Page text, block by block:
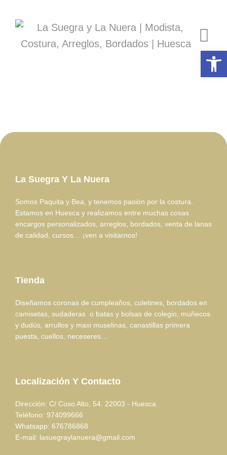
content
La Suegra Y La Nuera
Somos Paquita y Bea, y tenemos pasión por la costura.
Estamos en Huesca y realizamos entre muchas cosas
encargos personalizados, arreglos, bordados, venta de lanas
de calidad, cursos… ¡ven a visitarnos!
Tienda
Diseñamos coronas de cumpleaños, culetines, bordados en
camisetas, sudaderas o batas y bolsas de colegio, muñecos
y dudús, arrullos y maxi muselinas, canastillas primera
puesta, cuellos, neceseres…
Localización Y Contacto
Dirección: C/ Coso Alto, 54. 22003 - Huesca
Teléfono: 974099666
Whatsapp: 676786868
E-mail: lasuegraylanuera@gmail.com
Abrir